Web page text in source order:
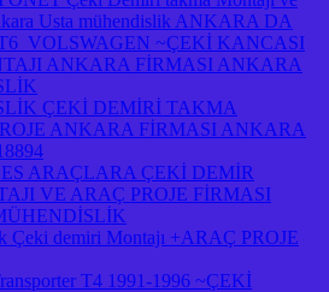
Usta mühendislik ANKARA DA
VOLSWAGEN ~ÇEKİ KANCASI
ANKARA FİRMASI ANKARA
ÇEKİ DEMİRİ TAKMA
ANKARA FİRMASI ANKARA
ARAÇLARA ÇEKİ DEMİR
VE ARAÇ PROJE FİRMASI
Çeki demiri Montajı +ARAÇ PROJE
T4 1991-1996 ~ÇEKİ